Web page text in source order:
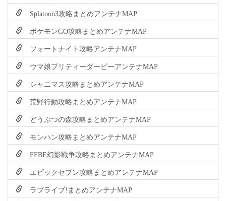
Splatoon3攻略まとめアンテナMAP
ポケモンGO攻略まとめアンテナMAP
フォートナイト攻略アンテナMAP
ウマ娘プリティーダービーアンテナMAP
シャニマス攻略まとめアンテナMAP
荒野行動攻略まとめアンテナMAP
どうぶつの森攻略まとめアンテナMAP
モンハン攻略まとめアンテナMAP
FFBE幻影戦争攻略まとめアンテナMAP
エピックセブン攻略まとめアンテナMAP
ラブライブ!まとめアンテナMAP